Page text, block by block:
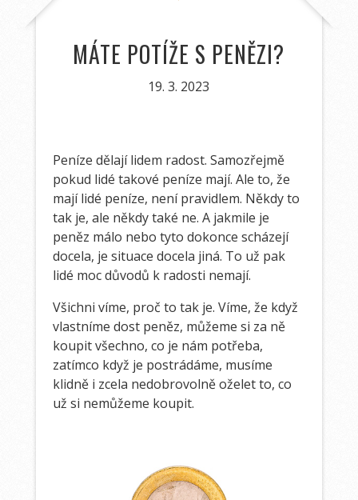
MÁTE POTÍŽE S PENĚZI?
19. 3. 2023
Peníze dělají lidem radost. Samozřejmě
pokud lidé takové peníze mají. Ale to, že
mají lidé peníze, není pravidlem. Někdy to
tak je, ale někdy také ne. A jakmile je
peněz málo nebo tyto dokonce scházejí
docela, je situace docela jiná. To už pak
lidé moc důvodů k radosti nemají.
Všichni víme, proč to tak je. Víme, že když
vlastníme dost peněz, můžeme si za ně
koupit všechno, co je nám potřeba,
zatímco když je postrádáme, musíme
klidně i zcela nedobrovolně oželet to, co
už si nemůžeme koupit.